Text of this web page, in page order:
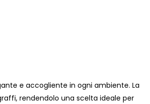
e accogliente in ogni ambiente. La
rendendolo una scelta ideale per